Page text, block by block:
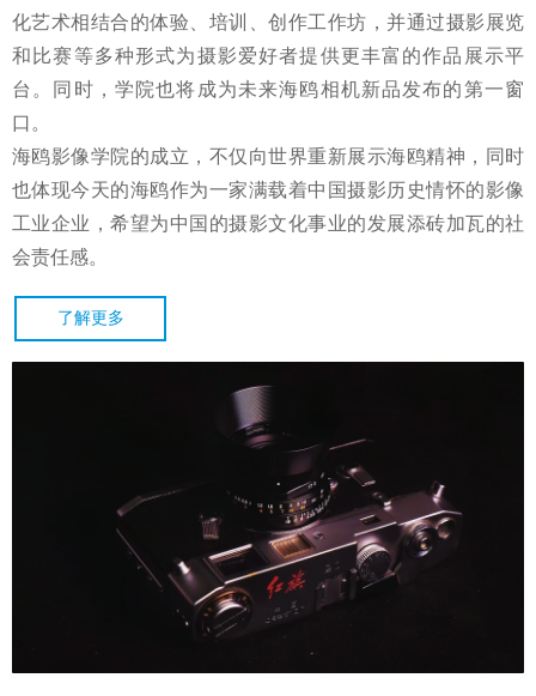
化艺术相结合的体验、培训、创作工作坊，并通过摄影展览
和比赛等多种形式为摄影爱好者提供更丰富的作品展示平
台。同时，学院也将成为未来海鸥相机新品发布的第一窗
口。
海鸥影像学院的成立，不仅向世界重新展示海鸥精神，同时
也体现今天的海鸥作为一家满载着中国摄影历史情怀的影像
工业企业，希望为中国的摄影文化事业的发展添砖加瓦的社
会责任感。
了解更多